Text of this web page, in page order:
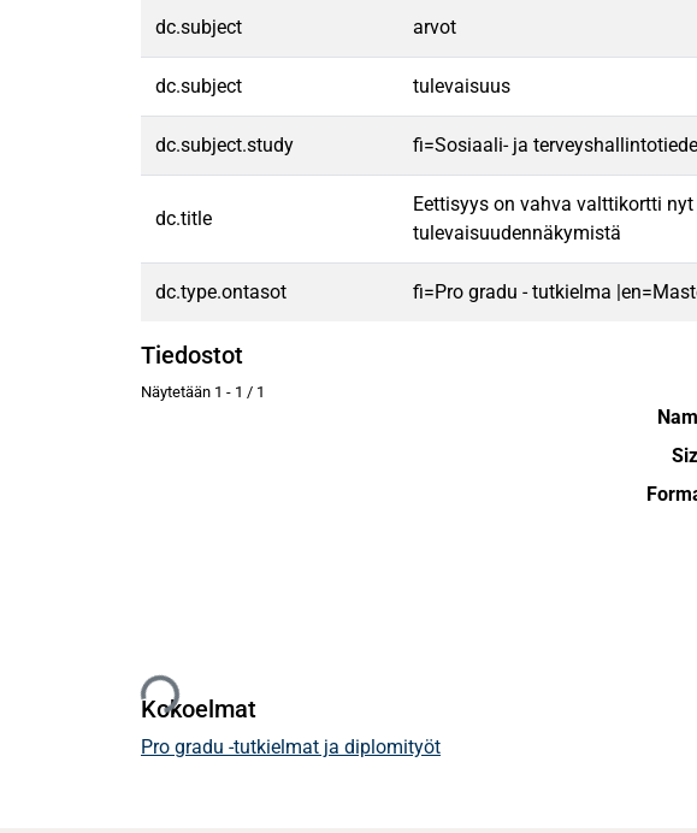
dc.subject arvot
dc.subject tulevaisuus
dc.subject.study fi=Sosiaali- ja
dc.title
Eettisyys on vahva valttikortti
tulevaisuudennäkymistä
dc.type.ontasot fi=Pro gradu - tutkielma
Tiedostot
Näytetään 1 - 1 / 1
Ladataan...
Kokoelmat
Pro gradu -tutkielmat ja diplomityöt